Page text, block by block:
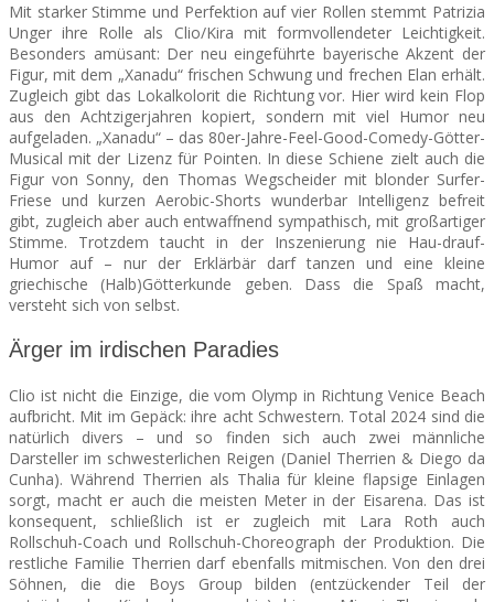
Mit starker Stimme und Perfektion auf vier Rollen stemmt Patrizia
Unger ihre Rolle als Clio/Kira mit formvollendeter Leichtigkeit.
Besonders amüsant: Der neu eingeführte bayerische Akzent der
Figur, mit dem „Xanadu“ frischen Schwung und frechen Elan erhält.
Zugleich gibt das Lokalkolorit die Richtung vor. Hier wird kein Flop
aus den Achtzigerjahren kopiert, sondern mit viel Humor neu
aufgeladen. „Xanadu“ – das 80er-Jahre-Feel-Good-Comedy-Götter-
Musical mit der Lizenz für Pointen. In diese Schiene zielt auch die
Figur von Sonny, den Thomas Wegscheider mit blonder Surfer-
Friese und kurzen Aerobic-Shorts wunderbar Intelligenz befreit
gibt, zugleich aber auch entwaffnend sympathisch, mit großartiger
Stimme. Trotzdem taucht in der Inszenierung nie Hau-drauf-
Humor auf – nur der Erklärbär darf tanzen und eine kleine
griechische (Halb)Götterkunde geben. Dass die Spaß macht,
versteht sich von selbst.
Ärger im irdischen Paradies
Clio ist nicht die Einzige, die vom Olymp in Richtung Venice Beach
aufbricht. Mit im Gepäck: ihre acht Schwestern. Total 2024 sind die
natürlich divers – und so finden sich auch zwei männliche
Darsteller im schwesterlichen Reigen (Daniel Therrien & Diego da
Cunha). Während Therrien als Thalia für kleine flapsige Einlagen
sorgt, macht er auch die meisten Meter in der Eisarena. Das ist
konsequent, schließlich ist er zugleich mit Lara Roth auch
Rollschuh-Coach und Rollschuh-Choreograph der Produktion. Die
restliche Familie Therrien darf ebenfalls mitmischen. Von den drei
Söhnen, die die Boys Group bilden (entzückender Teil der